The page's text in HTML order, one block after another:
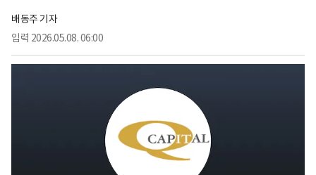
배동주 기자
입력 2026.05.08. 06:00